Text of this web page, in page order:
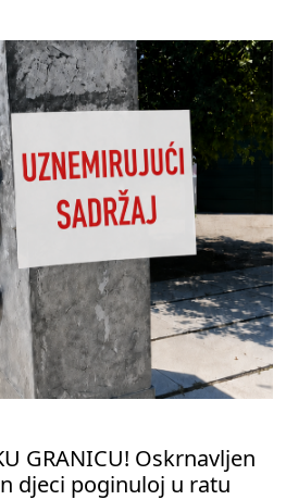
GRANICU! Oskrnavljen
djeci poginuloj u ratu